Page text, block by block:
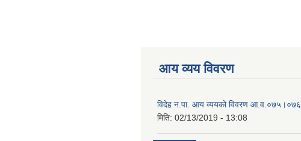
आय व्यय विवरण
विदेह न.पा. आय व्ययको विवरण आ.व.०७५।०७६
मिति: 02/13/2019 - 13:08